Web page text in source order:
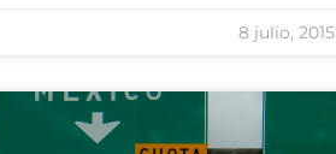
8 julio, 2015